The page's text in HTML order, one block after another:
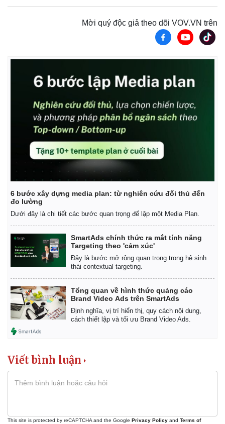
Cuộc sống đó đây
Ảnh
E-Magazine
Infographic
Mời quý độc giả theo dõi VOV.VN trên
6 bước xây dựng media plan: từ nghiên cứu đối thủ đến
đo lường
Dưới đây là chi tiết các bước quan trọng để lập một Media Plan.
SmartAds chính thức ra mắt tính năng
Targeting theo 'cảm xúc'
Đây là bước mở rộng quan trọng trong hệ sinh
thái contextual targeting.
Tổng quan về hình thức quảng cáo
Brand Video Ads trên SmartAds
Định nghĩa, vị trí hiển thị, quy cách nội dung,
cách thiết lập và tối ưu Brand Video Ads.
Viết bình luận
This site is protected by reCAPTCHA and the Google Privacy Policy and Terms of